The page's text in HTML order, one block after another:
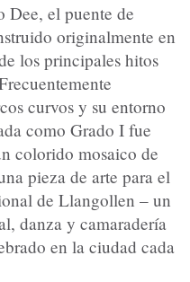
Dee, el puente de
originalmente en
los principales hitos
curvos y su entorno
como Grado I fue
colorido mosaico de
pieza de arte para el
de Llangollen – un
danza y camaradería
en la ciudad cada